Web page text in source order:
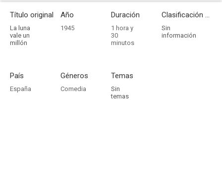
Título original
La luna
vale un
millón
Año
1945
Duración
1 hora y
30
minutos
Clasificación por edades
Sin
información
País
España
Géneros
Comedia
Temas
Sin
temas